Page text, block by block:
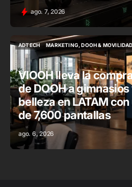
ago. 7, 2026
ADTECH
ADTECH
MARKETING, DOOH & MOVILIDAD
MARKETING, DOOH &
VIOOH lleva la
de DOOH a
belleza en LATAM
de 7,600 pantallas
ago. 6, 2026